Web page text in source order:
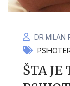
DR MILAN
ŠTA JE